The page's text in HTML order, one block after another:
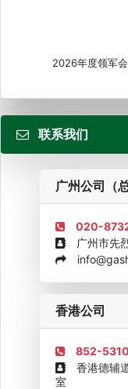
2026年度领军
企业诚信AAAAA
联系我们
广州公司（
020-
广州市先
香港公司
852-
香港德辅
室